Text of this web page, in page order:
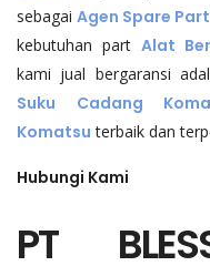
sebagaiAgen Spare
kebutuhan part Alat
kami jual bergaransi
Suku Cadang
Komatsu terbaik dan
Hubungi Kami
PT